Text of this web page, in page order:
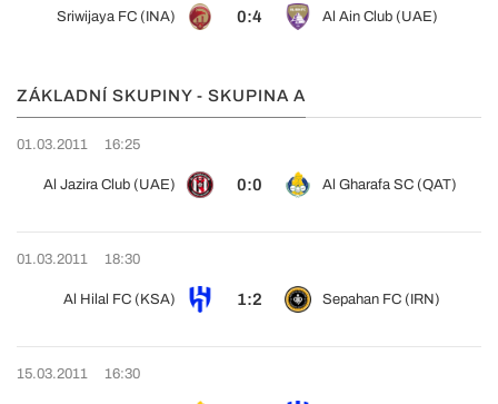
Sriwijaya FC (INA) 0:4 Al Ain Club (UAE)
ZÁKLADNÍ SKUPINY - SKUPINA A
01.03.2011 16:25
Al Jazira Club (UAE) 0:0 Al Gharafa SC (QAT)
01.03.2011 18:30
Al Hilal FC (KSA) 1:2 Sepahan FC (IRN)
15.03.2011 16:30